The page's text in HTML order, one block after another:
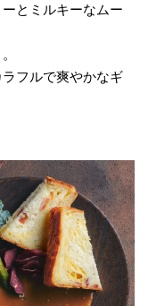
とミルキーなムー
フルで爽やかなギ